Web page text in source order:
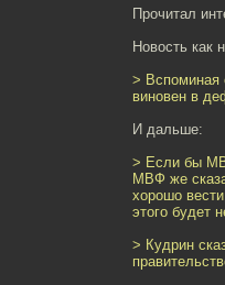
Прочитал
Новость как
> Вспоминая
виновен в
И дальше:
> Если бы
МВФ же
хорошо
этого будет
> Кудрин